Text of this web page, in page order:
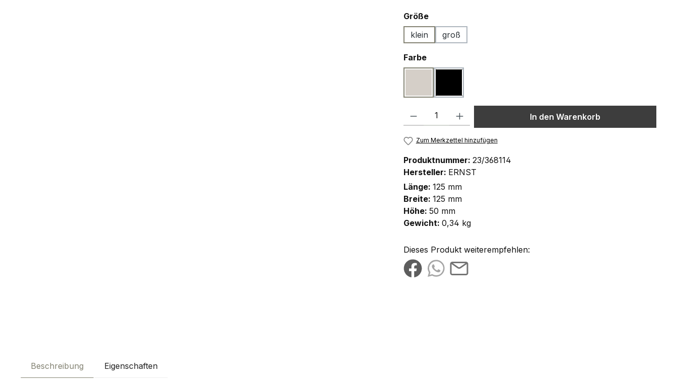
Größeauswählen
klein
groß
Farbeauswählen
Produkt Anzahl: Gib den gewünschten Wert ein oder benutze die Schaltflächen
In den Warenkorb
Zum Merkzettel hinzufügen
Produktnummer: 23/368114
Hersteller: ERNST
Länge: 125 mm
Breite: 125 mm
Höhe: 50 mm
Gewicht: 0,34 kg
Dieses Produkt weiterempfehlen:
Beschreibung Eigenschaften